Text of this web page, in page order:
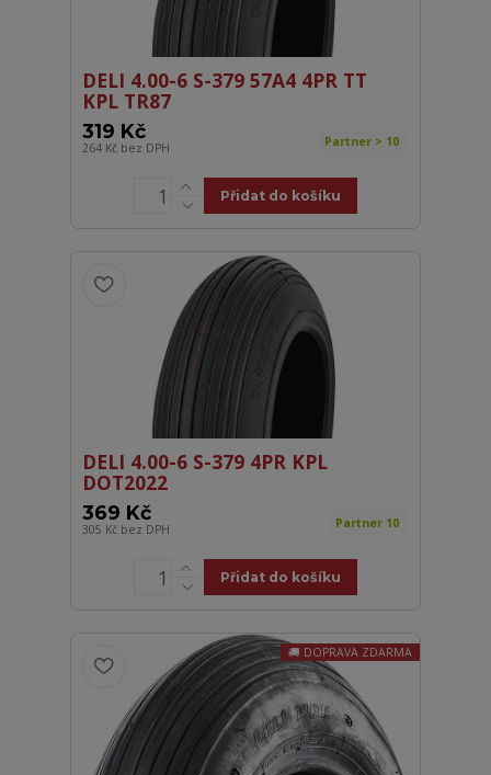
DELI 4.00-6 S-379 57A4 4PR TT
KPL TR87
319 Kč
264 Kč bez DPH Partner > 10
Přidat do košíku
DELI 4.00-6 S-379 4PR KPL
DOT2022
369 Kč
305 Kč bez DPH Partner 10
Přidat do košíku
DOPRAVA ZDARMA